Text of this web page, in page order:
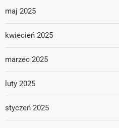
maj 2025
kwiecień 2025
marzec 2025
luty 2025
styczeń 2025